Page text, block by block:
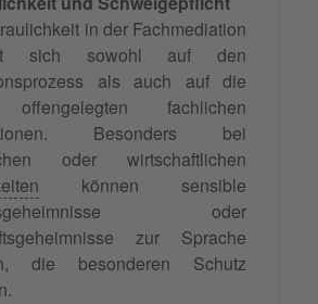
in der Fachmediation
sich sowohl auf den
als auch auf die
fachlichen
Besonders bei
oder wirtschaftlichen
können sensible
oder
zur Sprache
die besonderen Schutz